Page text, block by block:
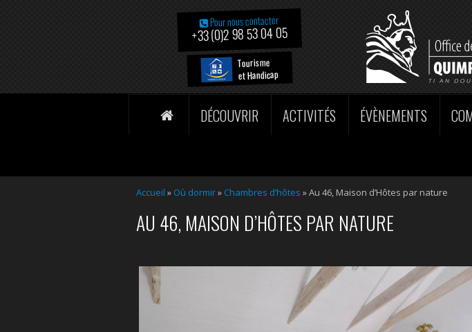
Pour nous contacter
+33 (0)2 98 53 04 05
Tourisme
et Handicap
DÉCOUVRIR ACTIVITÉS ÉVÈNEMENTS
Accueil » Où dormir» Chambres d’hôtes » Au 46, Maison d’Hôtes par nature
AU 46, MAISON D’HÔTES PAR NATURE